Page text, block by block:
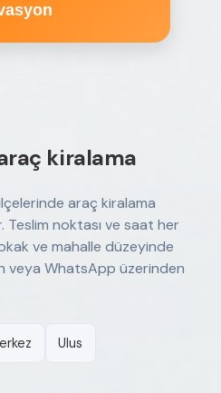
kiralama
araç kiralama
Teslim noktası ve saat her
ve mahalle düzeyinde
veya WhatsApp üzerinden
Ulus